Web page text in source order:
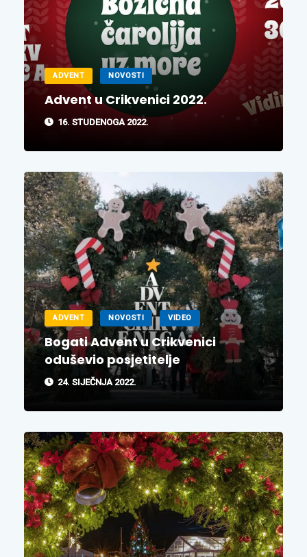
ADVENT NOVOSTI
Advent u Crikvenici 2022.
16. STUDENOGA 2022.
ADVENT NOVOSTI VIDEO
Bogati Advent u Crikvenici
oduševio posjetitelje
24. SIJEČNJA 2022.